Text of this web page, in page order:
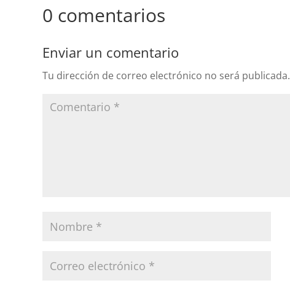
0 comentarios
Enviar un comentario
Tu dirección de correo electrónico no será publicada.